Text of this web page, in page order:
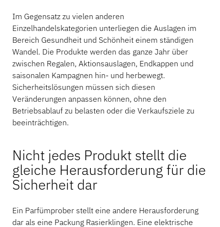
Im Gegensatz zu vielen anderen
Einzelhandelskategorien unterliegen die Auslagen im
Bereich Gesundheit und Schönheit einem ständigen
Wandel. Die Produkte werden das ganze Jahr über
zwischen Regalen, Aktionsauslagen, Endkappen und
saisonalen Kampagnen hin- und herbewegt.
Sicherheitslösungen müssen sich diesen
Veränderungen anpassen können, ohne den
Betriebsablauf zu belasten oder die Verkaufsziele zu
beeinträchtigen.
Nicht jedes Produkt stellt die
gleiche Herausforderung für die
Sicherheit dar
Ein Parfümprober stellt eine andere Herausforderung
dar als eine Packung Rasierklingen. Eine elektrische